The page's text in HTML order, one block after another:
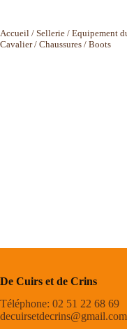
Accueil / Sellerie / Equipement
Cavalier/ Chaussures / Boots
De Cuirs et de Crins
Téléphone: 02 51 22 68 69
decuirsetdecrins@gmail.com